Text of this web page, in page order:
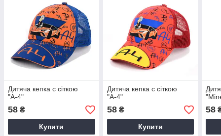
Дитяча кепка c сіткою
"А-4"
58 ₴
Купити
Дитяча кепка c сіткою
"А-4"
58₴
Купити
58